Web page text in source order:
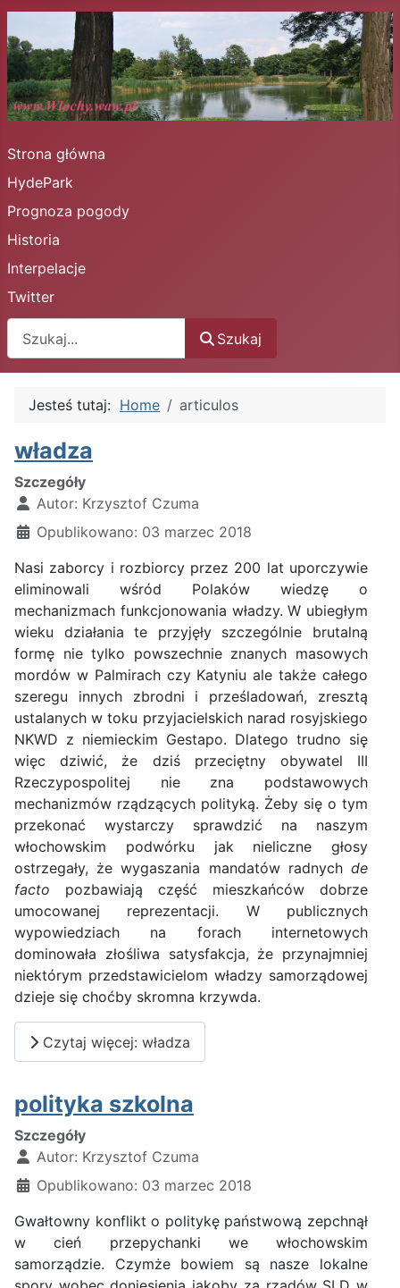
Strona główna
HydePark
Prognoza pogody
Historia
Interpelacje
Twitter
Szukaj
Jesteś tutaj: Home articulos
władza
Szczegóły
Autor: Krzysztof Czuma
Opublikowano: 03 marzec 2018
Nasi zaborcy i rozbiorcy przez 200 lat uporczywie
eliminowali wśród Polaków wiedzę o
mechanizmach funkcjonowania władzy. W ubiegłym
wieku działania te przyjęły szczególnie brutalną
formę nie tylko powszechnie znanych masowych
mordów w Palmirach czy Katyniu ale także całego
szeregu innych zbrodni i prześladowań, zresztą
ustalanych w toku przyjacielskich narad rosyjskiego
NKWD z niemieckim Gestapo. Dlatego trudno się
więc dziwić, że dziś przeciętny obywatel III
Rzeczypospolitej nie zna podstawowych
mechanizmów rządzących polityką. Żeby się o tym
przekonać wystarczy sprawdzić na naszym
włochowskim podwórku jak nieliczne głosy
ostrzegały, że wygaszania mandatów radnych de
facto pozbawiają część mieszkańców dobrze
umocowanej reprezentacji. W publicznych
wypowiedziach na forach internetowych
dominowała złośliwa satysfakcja, że przynajmniej
niektórym przedstawicielom władzy samorządowej
dzieje się choćby skromna krzywda.
Czytaj więcej: władza
polityka szkolna
Szczegóły
Autor: Krzysztof Czuma
Opublikowano: 03 marzec 2018
Gwałtowny konflikt o politykę państwową zepchnął
w cień przepychanki we włochowskim
samorządzie. Czymże bowiem są nasze lokalne